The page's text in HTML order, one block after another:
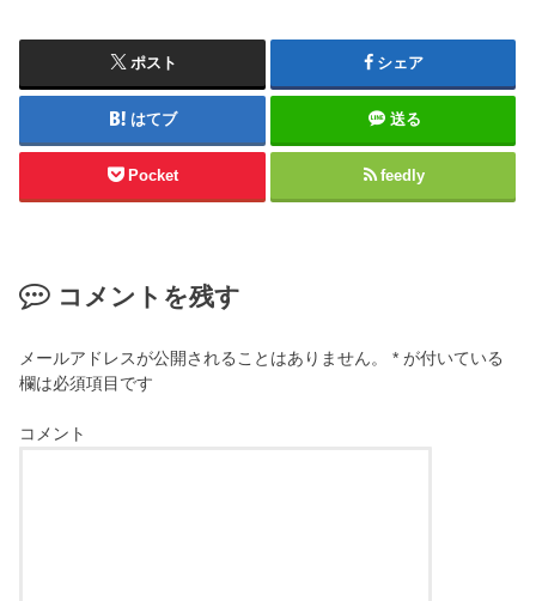
ポスト シェア
はてブ 送る
Pocket feedly
コメントを残す
メールアドレスが公開されることはありません。 * が付いている
欄は必須項目です
コメント